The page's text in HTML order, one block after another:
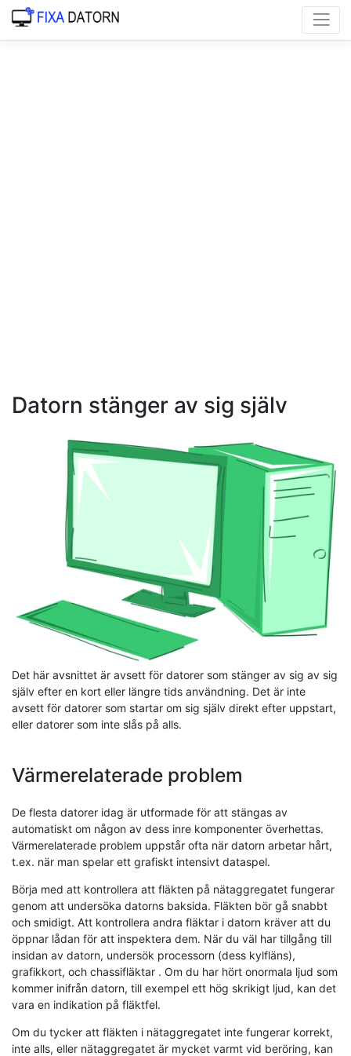
Datorn stänger av sig själv
Det här avsnittet är avsett för datorer som stänger av sig av sig
själv efter en kort eller längre tids användning. Det är inte
avsett för datorer som startar om sig själv direkt efter uppstart,
eller datorer som inte slås på alls.
Värmerelaterade problem
De flesta datorer idag är utformade för att stängas av
automatiskt om någon av dess inre komponenter överhettas.
Värmerelaterade problem uppstår ofta när datorn arbetar hårt,
t.ex. när man spelar ett grafiskt intensivt dataspel.
Börja med att kontrollera att fläkten på nätaggregatet fungerar
genom att undersöka datorns baksida. Fläkten bör gå snabbt
och smidigt. Att kontrollera andra fläktar i datorn kräver att du
öppnar lådan för att inspektera dem. När du väl har tillgång till
insidan av datorn, undersök processorn (dess kylfläns),
grafikkort, och chassifläktar . Om du har hört onormala ljud som
kommer inifrån datorn, till exempel ett hög skrikigt ljud, kan det
vara en indikation på fläktfel.
Om du tycker att fläkten i nätaggregatet inte fungerar korrekt,
inte alls, eller nätaggregatet är mycket varmt vid beröring, kan